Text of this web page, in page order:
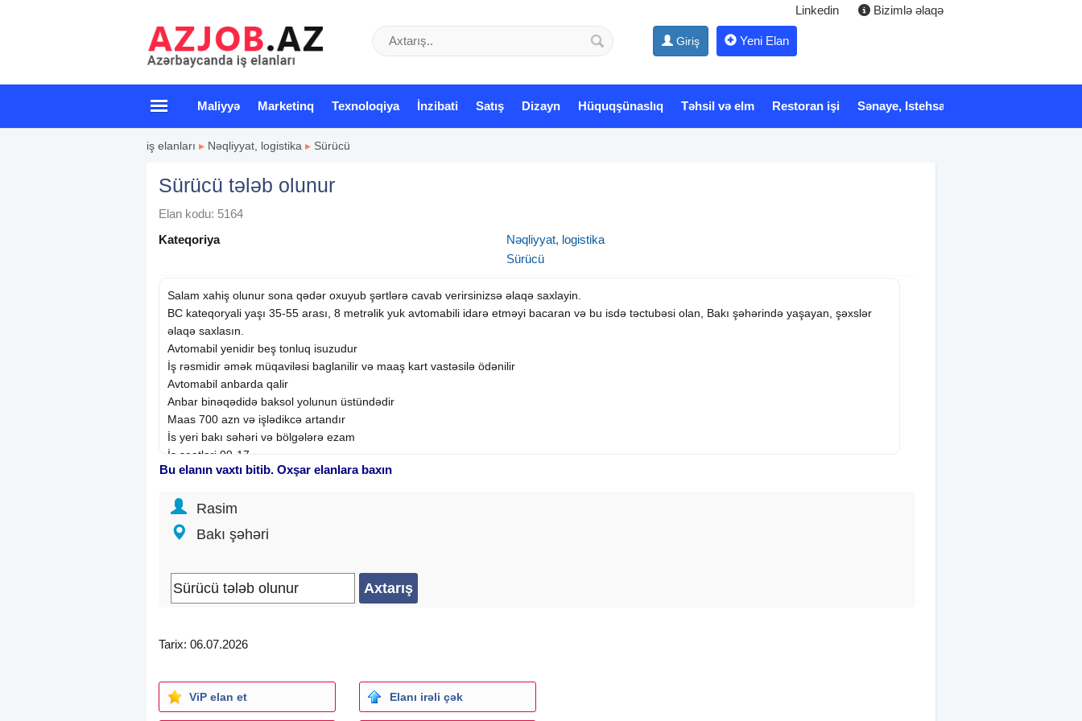
Linkedin Bizimlə əlaqə
Giriş Yeni Elan
Maliyyə Marketinq Texnoloqiya İnzibati Satış Dizayn Hüquqşünaslıq Təhsil və elm Restoran işi Sənaye, Istehsalat
iş elanları ▸ Nəqliyyat, logistika ▸ Sürücü
Sürücü tələb olunur
Elan kodu: 5164
Kateqoriya
Nəqliyyat, logistika
Sürücü
Salam xahiş olunur sona qədər oxuyub şərtlərə cavab verirsinizsə əlaqə saxlayin.
BC kateqoryali yaşı 35-55 arası, 8 metrəlik yuk avtomabili idarə etməyi bacaran və bu isdə təctubəsi olan, Bakı şəhərində yaşayan, şəxslər
əlaqə saxlasın.
Avtomabil yenidir beş tonluq isuzudur
İş rəsmidir əmək müqaviləsi baglanilir və maaş kart vastəsilə ödənilir
Avtomabil anbarda qalir
Anbar binəqədidə baksol yolunun üstündədir
Maas 700 azn və işlədikcə artandır
İs yeri bakı səhəri və bölgələrə ezam
İs saatlari 09-17
İstirahət günü bazar gunu
Real is axtaran bu avtomabili idarə edə bilən səxslər əlaqə saxlasin.
Ford və balaca yuk avtomabili idarə eden
Sabah işə qəbul var maraqlananlar yazsin
Şirkət növü: Birbaşa işəgötürən
Təhsil: Orta
Bu elanın vaxtı bitib. Oxşar elanlara baxın
Rasim
Bakı şəhəri
Tarix: 06.07.2026
ViP elan et Elanı irəli çək